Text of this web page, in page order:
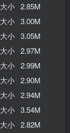
小 2.85M
小 3.00M
小 3.05M
小 2.97M
小 2.99M
小 2.90M
小 2.94M
小 3.54M
小 2.82M